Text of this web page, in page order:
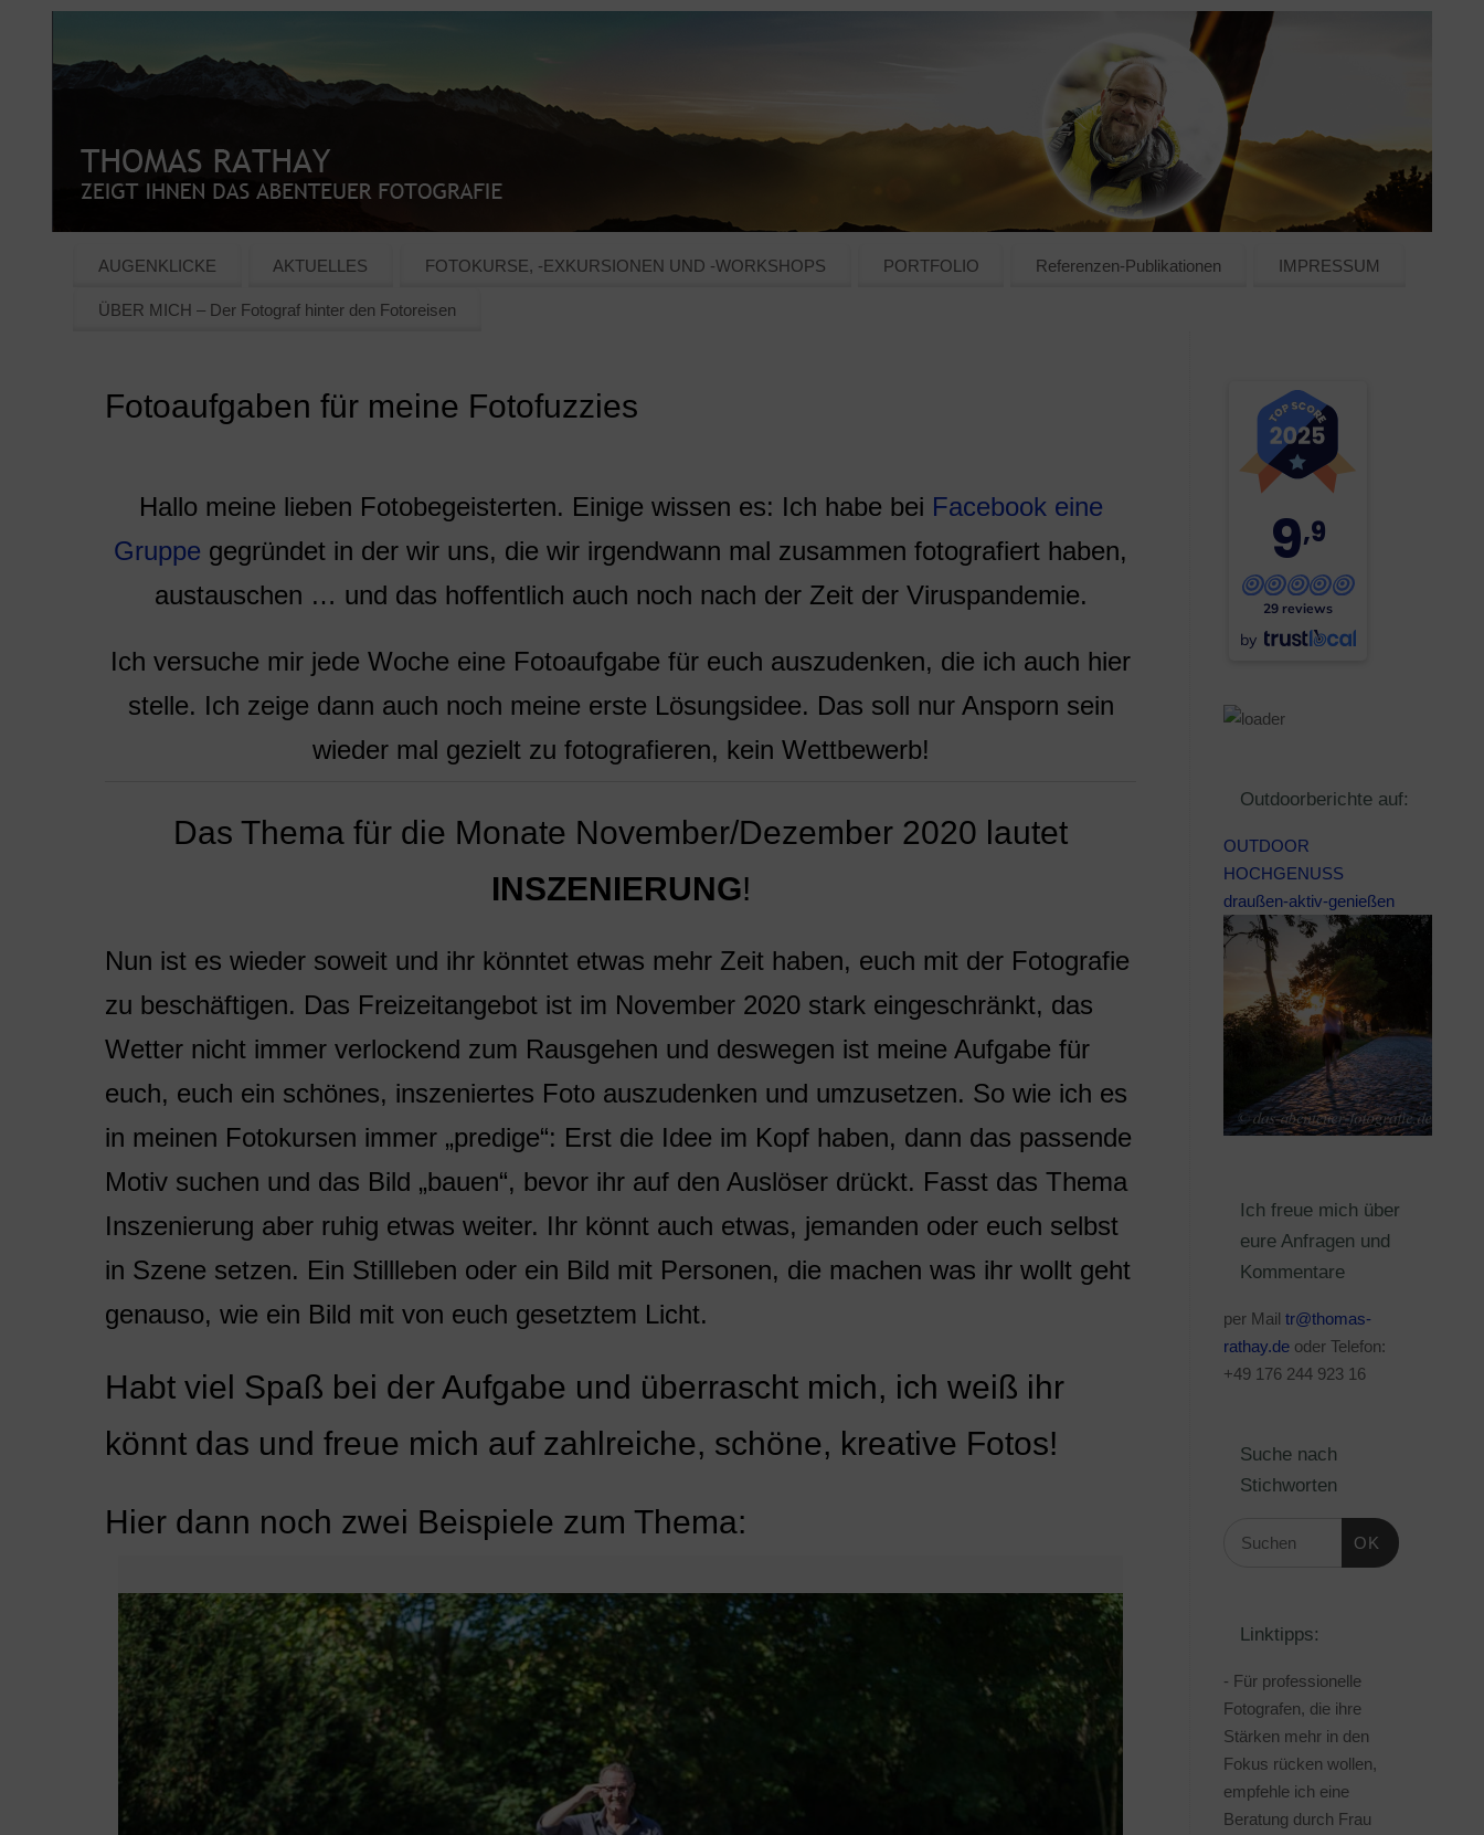
AUGENKLICKE AKTUELLES FOTOKURSE, -EXKURSIONEN UND -WORKSHOPS PORTFOLIO Referenzen-Publikationen IMPRESSUM
ÜBER MICH – Der Fotograf hinter den Fotoreisen
Fotoaufgaben für meine Fotofuzzies
Hallo meine lieben Fotobegeisterten. Einige wissen es: Ich habe bei Facebook eine
Gruppe gegründet in der wir uns, die wir irgendwann mal zusammen fotografiert haben,
austauschen … und das hoffentlich auch noch nach der Zeit der Viruspandemie.
Ich versuche mir jede Woche eine Fotoaufgabe für euch auszudenken, die ich auch hier
stelle. Ich zeige dann auch noch meine erste Lösungsidee. Das soll nur Ansporn sein
wieder mal gezielt zu fotografieren, kein Wettbewerb!
Das Thema für die Monate November/Dezember 2020 lautet
INSZENIERUNG!
Nun ist es wieder soweit und ihr könntet etwas mehr Zeit haben, euch mit der Fotografie
zu beschäftigen. Das Freizeitangebot ist im November 2020 stark eingeschränkt, das
Wetter nicht immer verlockend zum Rausgehen und deswegen ist meine Aufgabe für
euch, euch ein schönes, inszeniertes Foto auszudenken und umzusetzen. So wie ich es
in meinen Fotokursen immer „predige“: Erst die Idee im Kopf haben, dann das passende
Motiv suchen und das Bild „bauen“, bevor ihr auf den Auslöser drückt. Fasst das Thema
Inszenierung aber ruhig etwas weiter. Ihr könnt auch etwas, jemanden oder euch selbst
in Szene setzen. Ein Stillleben oder ein Bild mit Personen, die machen was ihr wollt geht
genauso, wie ein Bild mit von euch gesetztem Licht.
Habt viel Spaß bei der Aufgabe und überrascht mich, ich weiß ihr
könnt das und freue mich auf zahlreiche, schöne, kreative Fotos!
Hier dann noch zwei Beispiele zum Thema:
9,9
29 reviews
by
Outdoorberichte auf:
OUTDOOR
HOCHGENUSS
draußen-aktiv-genießen
Ich freue mich über
eure Anfragen und
Kommentare
per Mail tr@thomas-
rathay.de oder Telefon:
+49 176 244 923 16
Suche nach
Stichworten
OK
Linktipps:
- Für professionelle
Fotografen, die ihre
Stärken mehr in den
Fokus rücken wollen,
empfehle ich eine
Beratung durch Frau